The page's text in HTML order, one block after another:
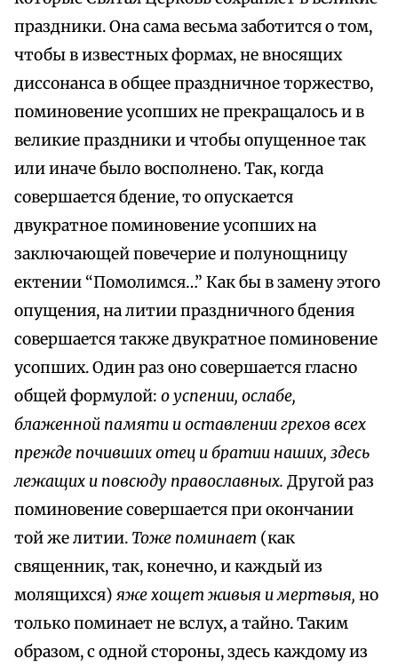
праздники. Она сама весьма заботится о том,
чтобы в известных формах, не вносящих
диссонанса в общее праздничное торжество,
поминовение усопших не прекращалось и в
великие праздники и чтобы опущенное так
или иначе было восполнено. Так, когда
совершается бдение, то опускается
двукратное поминовение усопших на
заключающей повечерие и полунощницу
ектении “Помолимся…” Как бы в замену этого
опущения, на литии праздничного бдения
совершается также двукратное поминовение
усопших. Один раз оно совершается гласно
общей формулой: о успении, ослабе,
блаженной памяти и оставлении грехов всех
прежде почивших отец и братии наших, здесь
лежащих и повсюду православных. Другой раз
поминовение совершается при окончании
той же литии. Тоже поминает (как
священник, так, конечно, и каждый из
молящихся)яже хощет живыя и мертвыя, но
только поминает не вслух, а тайно. Таким
образом, с одной стороны, здесь каждому из